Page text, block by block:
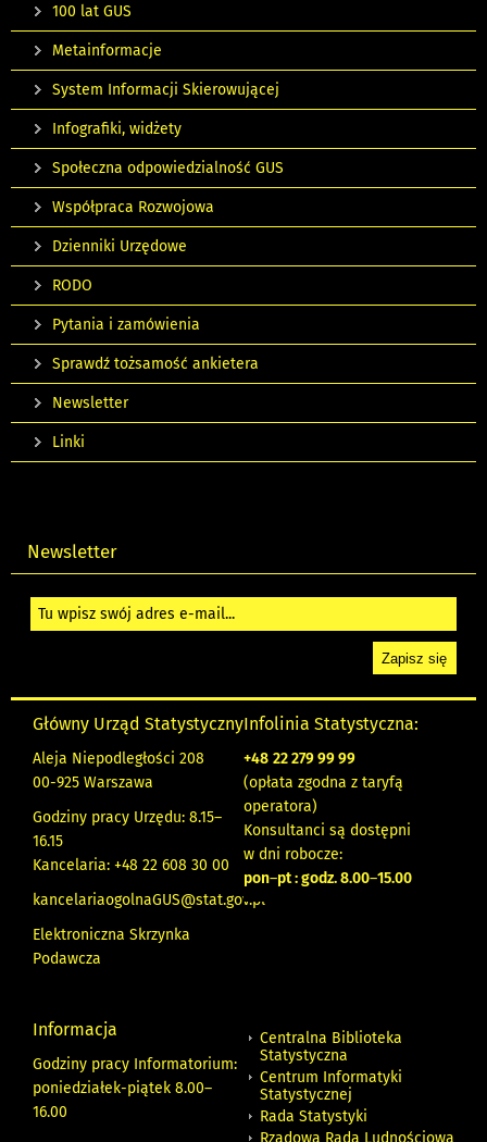
100 lat GUS
Metainformacje
System Informacji Skierowującej
Infografiki, widżety
Społeczna odpowiedzialność GUS
Współpraca Rozwojowa
Dzienniki Urzędowe
RODO
Pytania i zamówienia
Sprawdź tożsamość ankietera
Newsletter
Linki
Newsletter
Główny Urząd Statystyczny
Aleja Niepodległości 208
00-925 Warszawa
Godziny pracy Urzędu: 8.15–
16.15
Kancelaria: +48 22 608 30 00
kancelariaogolnaGUS@stat.gov.pl
Elektroniczna Skrzynka
Podawcza
Infolinia Statystyczna:
+48 22 279 99 99
(opłata zgodna z taryfą
operatora)
Konsultanci są dostępni
w dni robocze:
pon–pt : godz. 8.00–15.00
Informacja
Godziny pracy Informatorium:
poniedziałek-piątek 8.00–
16.00
Centralna Biblioteka
Statystyczna
Centrum Informatyki
Statystycznej
Rada Statystyki
Rządowa Rada Ludnościowa